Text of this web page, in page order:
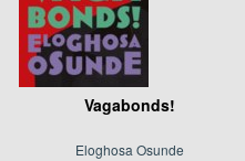
Vagabonds!
Eloghosa Osunde